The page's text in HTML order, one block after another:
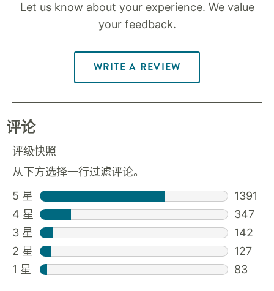
Let us know about your experience. We value
your feedback.
WRITE A REVIEW